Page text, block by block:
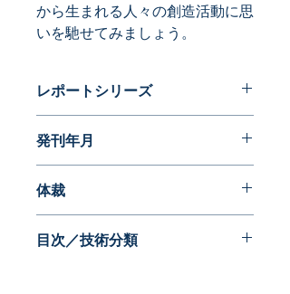
から生まれる人々の創造活動に思
いを馳せてみましょう。
レポートシリーズ
新案編
発刊年月
体裁
目次／技術分類